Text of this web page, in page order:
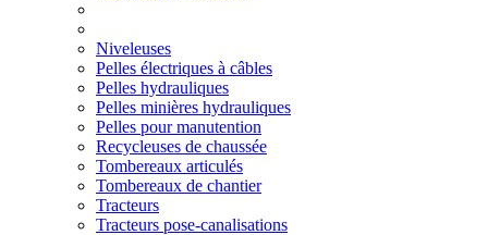
Niveleuses
Pelles électriques à câbles
Pelles hydrauliques
Pelles minières hydrauliques
Pelles pour manutention
Recycleuses de chaussée
Tombereaux articulés
Tombereaux de chantier
Tracteurs
Tracteurs pose-canalisations